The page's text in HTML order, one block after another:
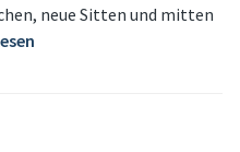
neue Sitten und mitten